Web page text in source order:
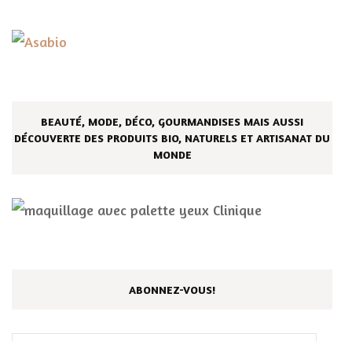
BEAUTÉ, MODE, DÉCO, GOURMANDISES MAIS AUSSI
DÉCOUVERTE DES PRODUITS BIO, NATURELS ET ARTISANAT DU
MONDE
ABONNEZ-VOUS!